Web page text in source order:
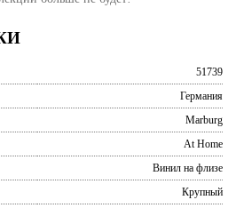
51739
Германия
Marburg
At Home
Винил на флизе
Крупный